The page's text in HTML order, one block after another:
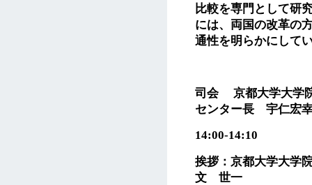
比較を専門として研
には、両国の改革の
通性を明らかにして
司会
京都大学大学
センター長 宇仁
14:00-14:10
挨拶：京都大学大学
文 世一